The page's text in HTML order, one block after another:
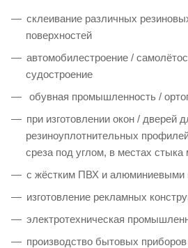
склеивание различных
поверхностей
автомобилестроение /
судостроение
обувная промышленность /
при изготовлении окон / дверей
резиноуплотнительных
среза под углом, в местах
с жёстким ПВХ и алюминиевыми
изготовление рекламных
электротехническая
производство бытовых приборов